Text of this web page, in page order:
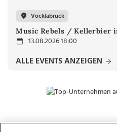
Vöcklabruck
Music Rebels / Kellerbier
13.08.2026 18:00
ALLE EVENTS ANZEIGEN